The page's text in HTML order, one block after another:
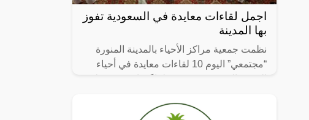
اجمل لقاءات معايدة في السعودية تفوز
بها المدينة
نظمت جمعية مراكز الأحياء بالمدينة المنورة
“مجتمعي” اليوم 10 لقاءات معايدة في أحياء